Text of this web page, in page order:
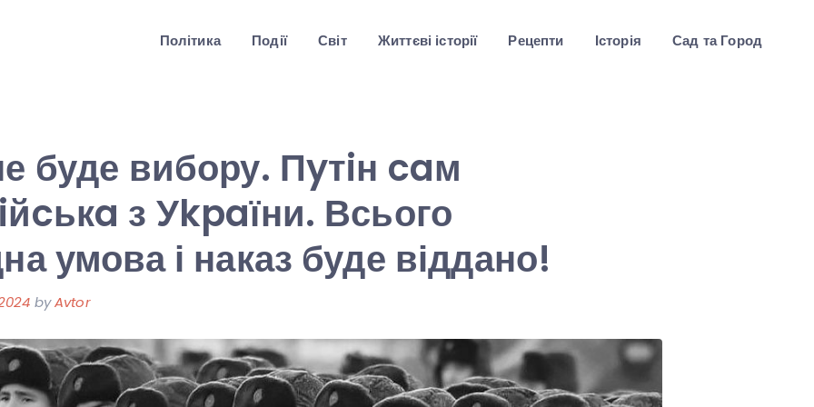
Політика Події Світ Життєві історії Рецепти Історія Сад та Город
буде вибору. Пyтiн caм
з Уkpaїни. Всього
умова і наказ буде віддано!
byAvtor